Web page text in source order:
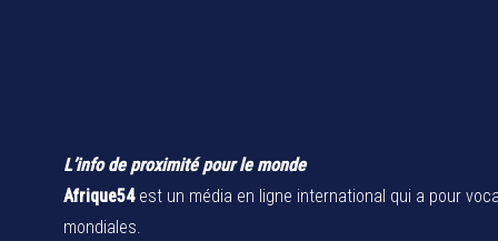
L’info de proximité pour le monde
Afrique54est un média en ligne international qui a pour
mondiales.